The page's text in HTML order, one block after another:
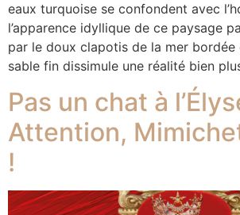
eaux turquoise se confondent avec
l’apparence idyllique de ce paysage
par le doux clapotis de la mer bordée
sable fin dissimule une réalité bien
Pas un chat à
Attention,
!